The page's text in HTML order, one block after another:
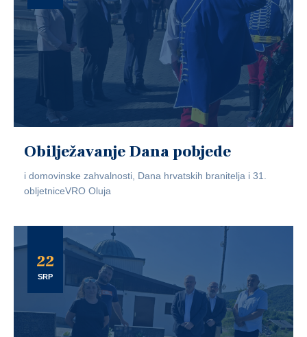
Obilježavanje Dana pobjede
i domovinske zahvalnosti, Dana hrvatskih branitelja i 31.
obljetniceVRO Oluja
22
SRP